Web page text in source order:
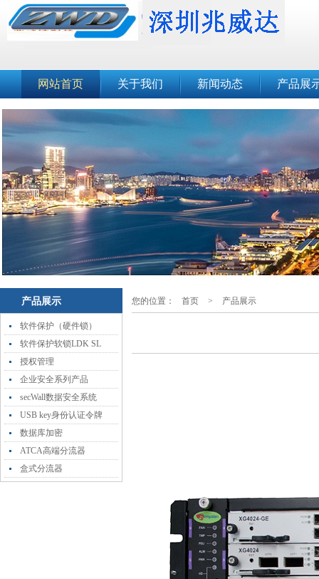
网站首页 关于我们 新闻动态 产品展
产品展示
软件保护（硬件锁）
软件保护软锁LDK SL
授权管理
企业安全系列产品
secWall数据安全系统
USB key身份认证令牌
数据库加密
ATCA高端分流器
盒式分流器
您的位置： 首页 > 产品展示